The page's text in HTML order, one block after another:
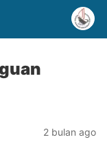
2 bulan ago